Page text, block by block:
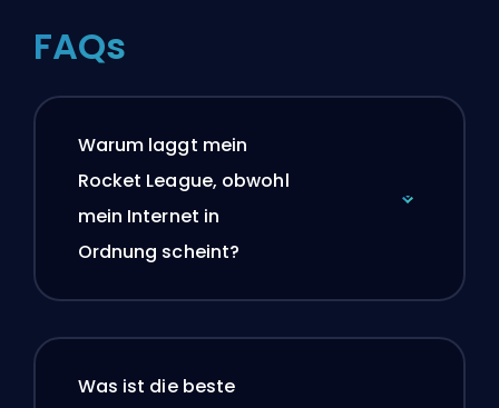
FAQs
Warum laggt mein
Rocket League, obwohl
mein Internet in
Ordnung scheint?
Was ist die beste